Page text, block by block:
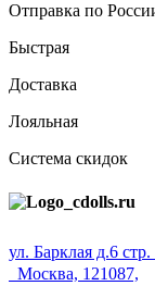
Отправка по
Быстрая
Доставка
Лояльная
Система скидок
ул. Барклая д.6
Москва, 121087,